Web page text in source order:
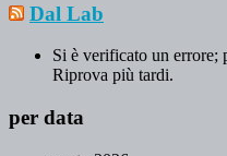
Dal Lab
Si è verificato un errore;
Riprova più tardi.
per data